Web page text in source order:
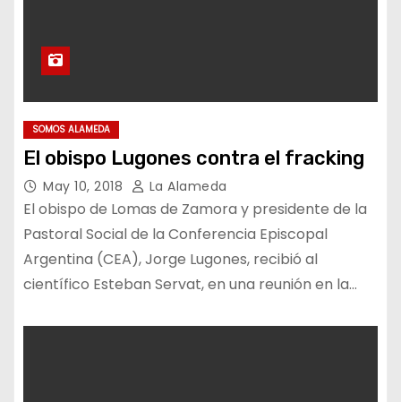
SOMOS ALAMEDA
El obispo Lugones contra el fracking
May 10, 2018 La Alameda
El obispo de Lomas de Zamora y presidente de la
Pastoral Social de la Conferencia Episcopal
Argentina (CEA), Jorge Lugones, recibió al
científico Esteban Servat, en una reunión en la…